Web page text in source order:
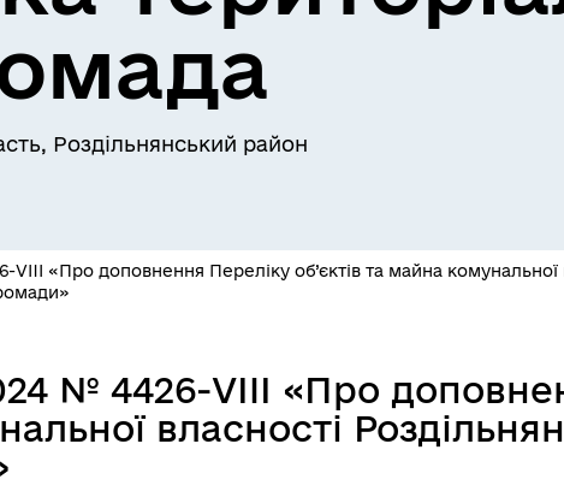
Україну
Лиманське
Роздільнянський район
VIII «Про доповнення Переліку об’єктів та майна комунальної
№ 4426-VIII «Про
власності